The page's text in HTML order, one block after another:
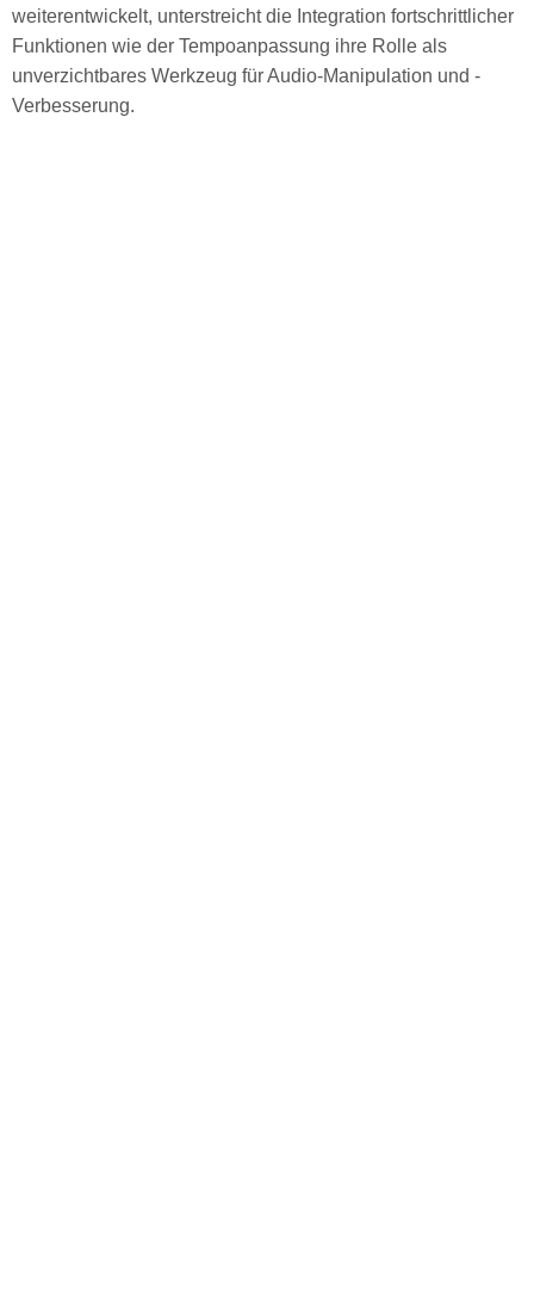
weiterentwickelt, unterstreicht die Integration fortschrittlicher
Funktionen wie der Tempoanpassung ihre Rolle als
unverzichtbares Werkzeug für Audio-Manipulation und -
Verbesserung.